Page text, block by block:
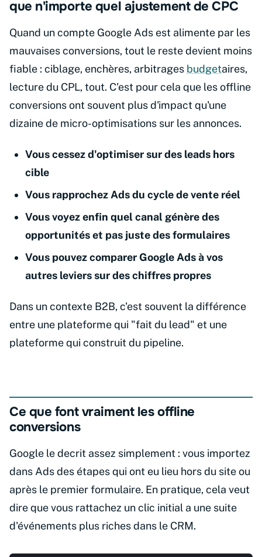
que n'importe quel ajustement de CPC
Quand un compte Google Ads est alimente par les
mauvaises conversions, tout le reste devient moins
fiable : ciblage, enchères, arbitrages budgetaires,
lecture du CPL, tout. C'est pour cela que les offline
conversions ont souvent plus d'impact qu'une
dizaine de micro-optimisations sur les annonces.
Vous cessez d'optimiser sur des leads hors
cible
Vous rapprochez Ads du cycle de vente réel
Vous voyez enfin quel canal génère des
opportunités et pas juste des formulaires
Vous pouvez comparer Google Ads à vos
autres leviers sur des chiffres propres
Dans un contexte B2B, c'est souvent la différence
entre une plateforme qui "fait du lead" et une
plateforme qui construit du pipeline.
Ce que font vraiment les offline
conversions
Google le decrit assez simplement : vous importez
dans Ads des étapes qui ont eu lieu hors du site ou
après le premier formulaire. En pratique, cela veut
dire que vous rattachez un clic initial a une suite
d'événements plus riches dans le CRM.